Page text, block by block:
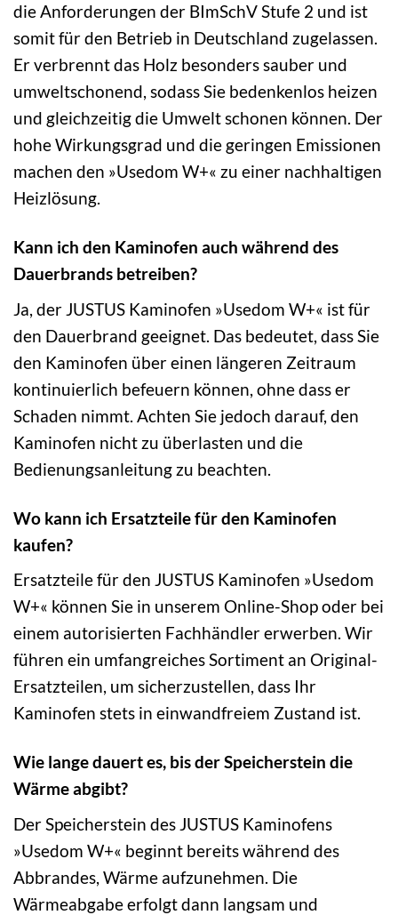
die Anforderungen der BImSchV Stufe 2 und ist
somit für den Betrieb in Deutschland zugelassen.
Er verbrennt das Holz besonders sauber und
umweltschonend, sodass Sie bedenkenlos heizen
und gleichzeitig die Umwelt schonen können. Der
hohe Wirkungsgrad und die geringen Emissionen
machen den »Usedom W+« zu einer nachhaltigen
Heizlösung.
Kann ich den Kaminofen auch während des
Dauerbrands betreiben?
Ja, der JUSTUS Kaminofen »Usedom W+« ist für
den Dauerbrand geeignet. Das bedeutet, dass Sie
den Kaminofen über einen längeren Zeitraum
kontinuierlich befeuern können, ohne dass er
Schaden nimmt. Achten Sie jedoch darauf, den
Kaminofen nicht zu überlasten und die
Bedienungsanleitung zu beachten.
Wo kann ich Ersatzteile für den Kaminofen
kaufen?
Ersatzteile für den JUSTUS Kaminofen »Usedom
W+« können Sie in unserem Online-Shop oder bei
einem autorisierten Fachhändler erwerben. Wir
führen ein umfangreiches Sortiment an Original-
Ersatzteilen, um sicherzustellen, dass Ihr
Kaminofen stets in einwandfreiem Zustand ist.
Wie lange dauert es, bis der Speicherstein die
Wärme abgibt?
Der Speicherstein des JUSTUS Kaminofens
»Usedom W+« beginnt bereits während des
Abbrandes, Wärme aufzunehmen. Die
Wärmeabgabe erfolgt dann langsam und